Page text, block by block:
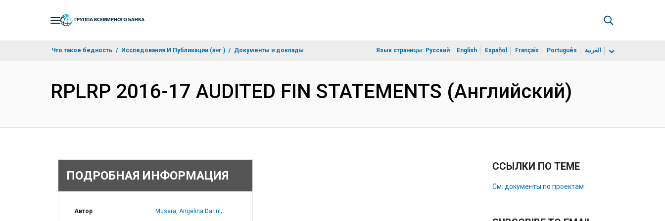
Что такое бедность Исследования И Публикации (анг.) Документы и доклады Язык страницы: Русский English Español Français Português العربية
RPLRP 2016-17 AUDITED FIN STATEMENTS (Английский)
ПОДРОБНАЯ ИНФОРМАЦИЯ
Автор Musera, Angelina Darini;
ССЫЛКИ ПО ТЕМЕ
См. документы по проектам